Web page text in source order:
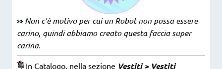
Non c'è motivo per cui un Robot non possa essere
carino, quindi abbiamo creato questa faccia super
carina.
In Catalogo, nella sezione Vestiti > Vestiti